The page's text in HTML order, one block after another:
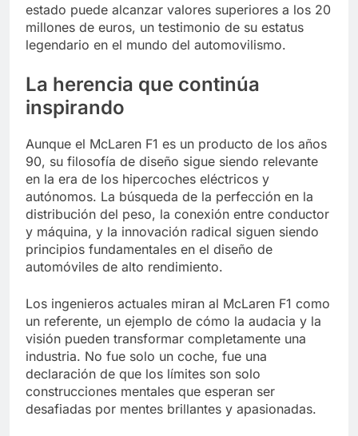
estado puede alcanzar valores superiores a los 20
millones de euros, un testimonio de su estatus
legendario en el mundo del automovilismo.
La herencia que continúa
inspirando
Aunque el McLaren F1 es un producto de los años
90, su filosofía de diseño sigue siendo relevante
en la era de los hipercoches eléctricos y
autónomos. La búsqueda de la perfección en la
distribución del peso, la conexión entre conductor
y máquina, y la innovación radical siguen siendo
principios fundamentales en el diseño de
automóviles de alto rendimiento.
Los ingenieros actuales miran al McLaren F1 como
un referente, un ejemplo de cómo la audacia y la
visión pueden transformar completamente una
industria. No fue solo un coche, fue una
declaración de que los límites son solo
construcciones mentales que esperan ser
desafiadas por mentes brillantes y apasionadas.